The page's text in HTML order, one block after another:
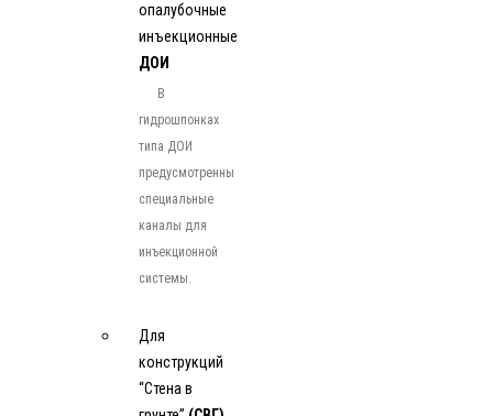
опалубочные
инъекционные
ДОИ
В
гидрошпонках
типа ДОИ
предусмотренны
специальные
каналы для
инъекционной
системы.
Для
конструкций
“Стена в